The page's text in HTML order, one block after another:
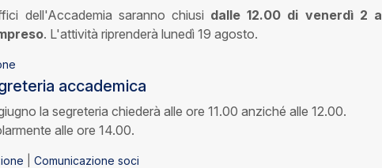
dell'Accademia saranno chiusi dalle 12.00 di venerdì 2 a
. L'attività riprenderà lunedì 19 agosto.
accademica
la segreteria chiederà alle ore 11.00 anziché alle 12.00.
alle ore 14.00.
Comunicazione soci